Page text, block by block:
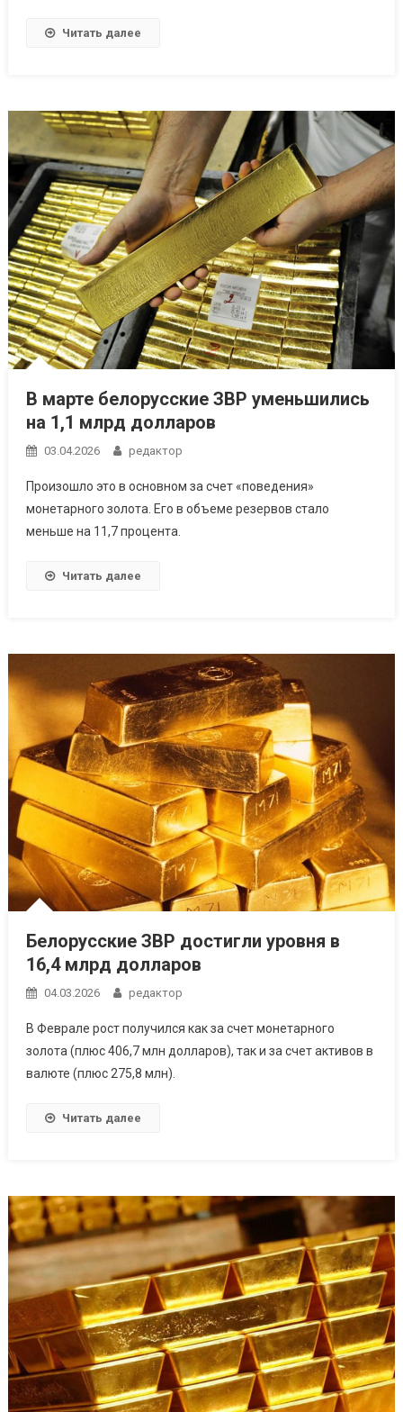
Читать далее
В марте белорусские ЗВР уменьшились
на 1,1 млрд долларов
03.04.2026 редактор
Произошло это в основном за счет «поведения»
монетарного золота. Его в объеме резервов стало
меньше на 11,7 процента.
Читать далее
Белорусские ЗВР достигли уровня в
16,4 млрд долларов
04.03.2026 редактор
В Феврале рост получился как за счет монетарного
золота (плюс 406,7 млн долларов), так и за счет активов в
валюте (плюс 275,8 млн).
Читать далее